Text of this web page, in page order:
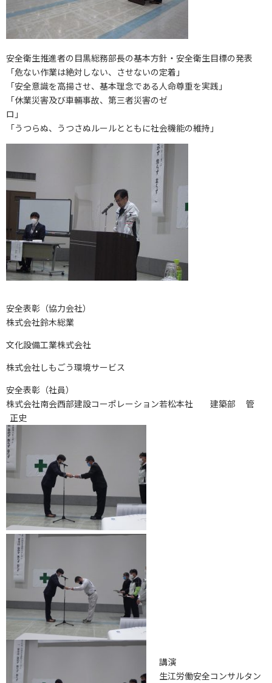
安全衛生推進者の目黒総務部長の基本方針・安全衛生目標の発表
「危ない作業は絶対しない、させないの定着」
「安全意識を高揚させ、基本理念である人命尊重を実践」
「休業災害及び車輛事故、第三者災害のゼ
「うつらぬ、うつさぬルールとともに社会機能の維持」
安全表彰（協力会社）
株式会社鈴木総業
文化設備工業株式会社
株式会社しもごう環境サービス
安全表彰（社員）
株式会社南会西部建設コーポレーション若松本社 建築部 管
正史
講演
生江労働安全コンサルタン